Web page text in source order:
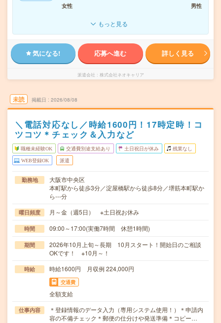
女性
男性
もっと見る
気になる! 応募へ進む 詳しく見る
派遣会社 株式会社ネオキャリア
未読 掲載日 2026/08/08
＼電話対応なし／時給1600円！17時定時！コ
ツコツ＊チェック＆入力など
職種未経験OK 交通費別途支給あり 土日祝日が休み 残業なし
WEB登録OK 派遣
勤務地
大阪市中央区
本町駅から徒歩3分／淀屋橋駅から徒歩8分／堺筋本町駅か
ら---分
曜日頻度 月～金（週5日） ※土日祝お休み
時間 09:00～17:00(実働7時間 休憩1時間)
期間
2026年10月上旬～長期 10月スタート！開始日のご相談
OKです！ ※10月～！
時給 時給1600円 月収例 224,000円
交通費
全額支給
仕事内容
＊登録情報のデータ入力（専用システム使用！）＊申請内
容の不備チェック＊郵便の仕分けや発送準備＊コピー…